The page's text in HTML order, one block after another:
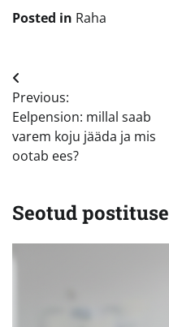
Posted in Raha
Navigeerimine
Previous:
Eelpension: millal saab
varem koju jääda ja mis
ootab ees?
Seotud